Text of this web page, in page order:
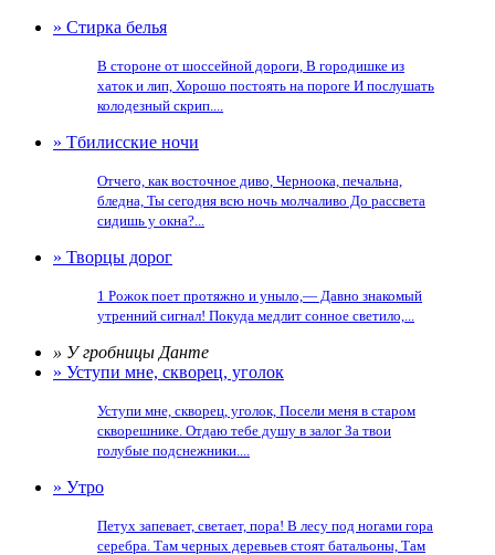
» Стирка белья
В стороне от шоссейной дороги, В городишке из
хаток и лип, Хорошо постоять на пороге И послушать
колодезный скрип....
» Тбилисские ночи
Отчего, как восточное диво, Черноока, печальна,
бледна, Ты сегодня всю ночь молчаливо До рассвета
сидишь у окна?...
» Творцы дорог
1 Рожок поет протяжно и уныло,— Давно знакомый
утренний сигнал! Покуда медлит сонное светило,...
» У гробницы Данте
» Уступи мне, скворец, уголок
Уступи мне, скворец, уголок, Посели меня в старом
скворешнике. Отдаю тебе душу в залог За твои
голубые подснежники....
» Утро
Петух запевает, светает, пора! В лесу под ногами гора
серебра. Там черных деревьев стоят батальоны, Там